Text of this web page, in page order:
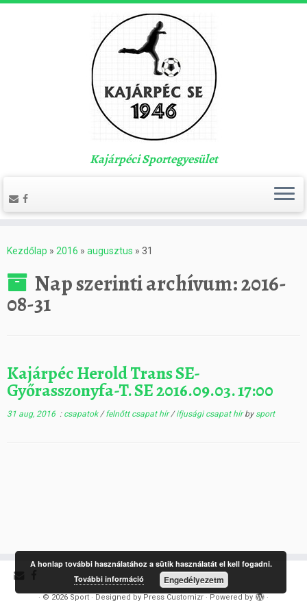
Kajárpéci Sportegyesület
Kezdőlap » 2016 » augusztus » 31
Nap szerinti archívum:2016-
08-31
Kajárpéc Herold Trans SE-
Győrasszonyfa-T. SE 2016.09.03. 17:00
31 aug, 2016 : csapatok/felnőtt csapat hír/ifjusági csapat hírby sport
· © 2026 Sport · Designed by Press Customizr · Powered by ·
A honlap további használatához a sütik használatát el kell fogadni.
További információ
Engedélyezetm